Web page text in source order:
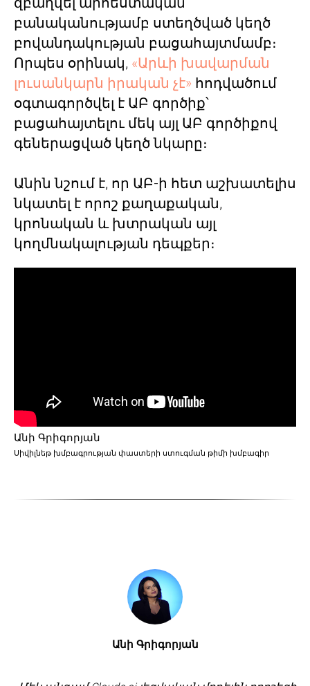
բանականությամբ ստեղծված կեղծ
բովանդակության բացահայտմամբ։
Որպես օրինակ, «Արևի խավարման
լուսանկարն իրական չէ» հոդվածում
օգտագործվել է ԱԲ գործիք՝
բացահայտելու մեկ այլ ԱԲ գործիքով
գեներացված կեղծ նկարը։
Անին նշում է, որ ԱԲ-ի հետ աշխատելիս
նկատել է որոշ քաղաքական,
կրոնական և խտրական այլ
կողմնակալության դեպքեր։
Անի Գրիգորյան
Սիվիլնեթ խմբագրության փաստերի ստուգման թիմի խմբագիր
Անի Գրիգորյան